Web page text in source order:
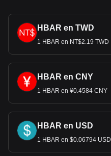
HBAR en TWD
1 HBAR en NT$2.19 TWD
HBAR en CNY
1 HBAR en ¥0.4584 CNY
HBAR en USD
1 HBAR en $0.06794 USD